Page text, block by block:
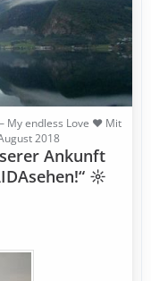
My endless Love ♥ Mit
2018
Ankunft
☼